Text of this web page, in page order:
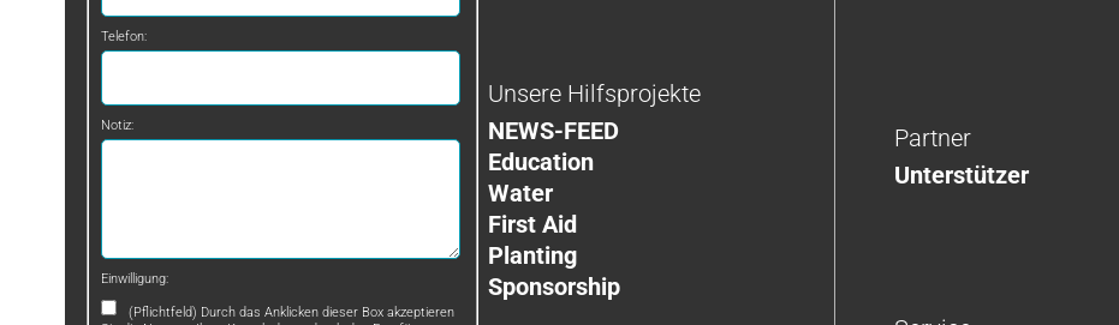
Telefon:
Notiz:
Einwilligung:
(Pflichtfeld) Durch das Anklicken dieser Box akzeptieren
Unsere Hilfsprojekte
NEWS-FEED
Education
Water
First Aid
Planting
Sponsorship
Partner
Unterstützer